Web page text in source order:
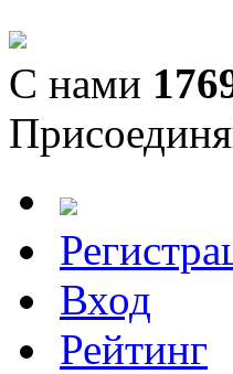
С нами
Вход
Рейтинг